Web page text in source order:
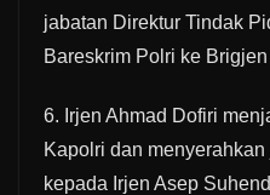
jabatan Direktur Tindak
Bareskrim Polri ke
6. Irjen Ahmad Dofiri
Kapolri dan
kepada Irjen Asep